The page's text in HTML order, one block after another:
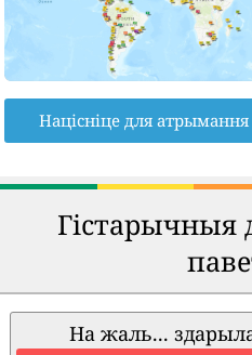
Націсніце для
Гістарычныя
На жаль...